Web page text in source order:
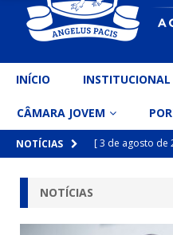
INÍCIO INSTITUCIONAL
CÂMARA JOVEM
NOTÍCIAS [ 3 de agosto de
[ 15 de julho de
NOTÍCIAS